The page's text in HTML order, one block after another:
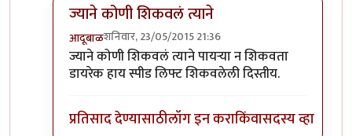
ज्याने कोणी शिकवलं त्याने
आदूबाळशनिवार, 23/05/2015 21:36
In reply toकोण शिकवले रे ह्यांना?byसदस्यनाम
ज्याने कोणी शिकवलं त्याने पायऱ्या न शिकवता
डायरेक हाय स्पीड लिफ्ट शिकवलेली दिस्तीय.
प्रतिसाद देण्यासाठीलॉग इन कराकिंवासदस्य व्हा